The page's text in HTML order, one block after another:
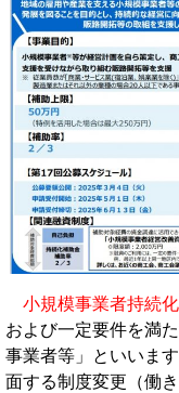
小規模事業者持続
および一定要件を満
事業者等」といいま
面する制度変更（働